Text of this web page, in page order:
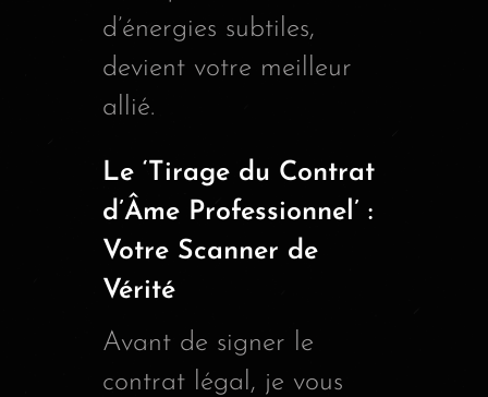
d’énergies subtiles,
devient votre meilleur
allié.
Le ‘Tirage du Contrat
d’Âme Professionnel’ :
Votre Scanner de
Vérité
Avant de signer le
contrat légal, je vous